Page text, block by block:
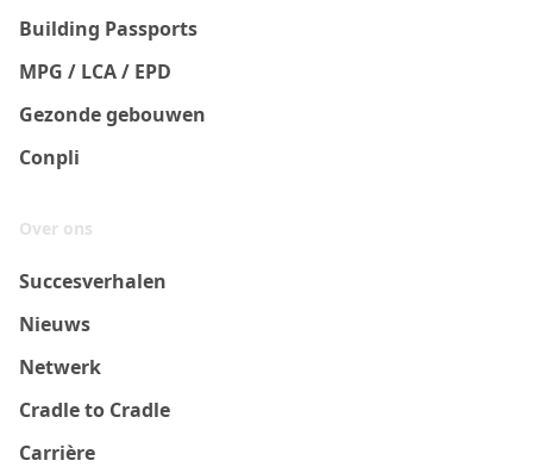
Building Passports
MPG / LCA / EPD
Gezonde gebouwen
Conpli
Over ons
Succesverhalen
Nieuws
Netwerk
Cradle to Cradle
Carrière